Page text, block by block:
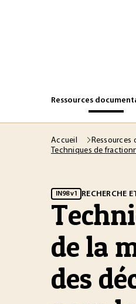
Ressources
Accueil Ressources
Techniques de
IN98 v1 RECHERCHE
de la
des